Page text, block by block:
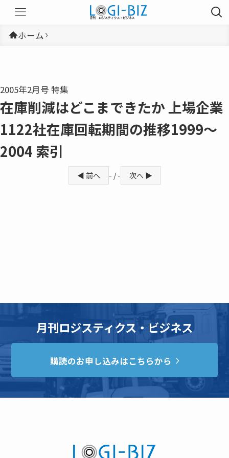
ホーム
2005年2月号 特集
在庫削減はどこまできたか 上場企業
1122社在庫回転期間の推移1999〜
2004 索引
◀ 前へ - / - 次へ ▶
月刊ロジスティクス・ビジネス
購読のお申し込みはこちらから